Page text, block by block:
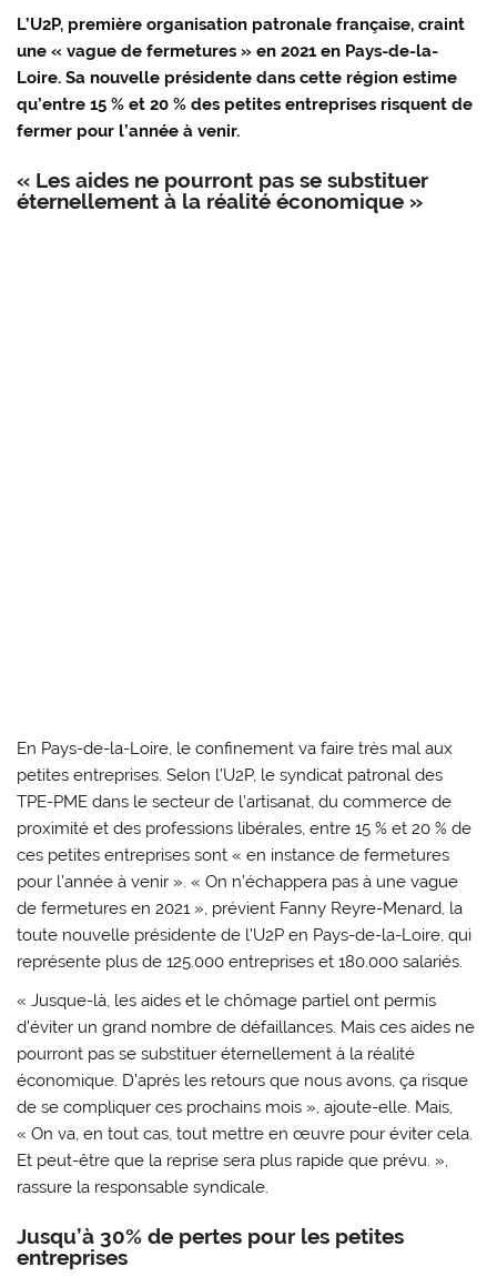
L’U2P, première organisation patronale française, craint
une « vague de fermetures » en 2021 en Pays-de-la-
Loire. Sa nouvelle présidente dans cette région estime
qu’entre 15 % et 20 % des petites entreprises risquent de
fermer pour l’année à venir.
« Les aides ne pourront pas se substituer
éternellement à la réalité économique »
En Pays-de-la-Loire, le confinement va faire très mal aux
petites entreprises. Selon l’U2P, le syndicat patronal des
TPE-PME dans le secteur de l’artisanat, du commerce de
proximité et des professions libérales, entre 15 % et 20 % de
ces petites entreprises sont « en instance de fermetures
pour l’année à venir ». « On n’échappera pas à une vague
de fermetures en 2021 », prévient Fanny Reyre-Menard, la
toute nouvelle présidente de l’U2P en Pays-de-la-Loire, qui
représente plus de 125.000 entreprises et 180.000 salariés.
« Jusque-là, les aides et le chômage partiel ont permis
d’éviter un grand nombre de défaillances. Mais ces aides ne
pourront pas se substituer éternellement à la réalité
économique. D’après les retours que nous avons, ça risque
de se compliquer ces prochains mois », ajoute-elle. Mais,
« On va, en tout cas, tout mettre en œuvre pour éviter cela.
Et peut-être que la reprise sera plus rapide que prévu. »,
rassure la responsable syndicale.
Jusqu’à 30% de pertes pour les petites
entreprises